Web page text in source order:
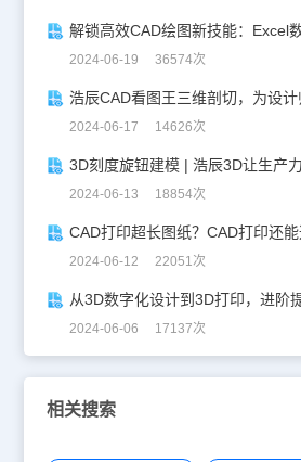
2024-06-19 36574次
2024-06-17 14626次
3D刻度旋钮建模 | 浩辰3D让生产力
2024-06-13 18854次
CAD打印超长图纸？CAD打印还能
2024-06-12 22051次
从3D数字化设计到3D打印，进阶
2024-06-06 17137次
相关搜索